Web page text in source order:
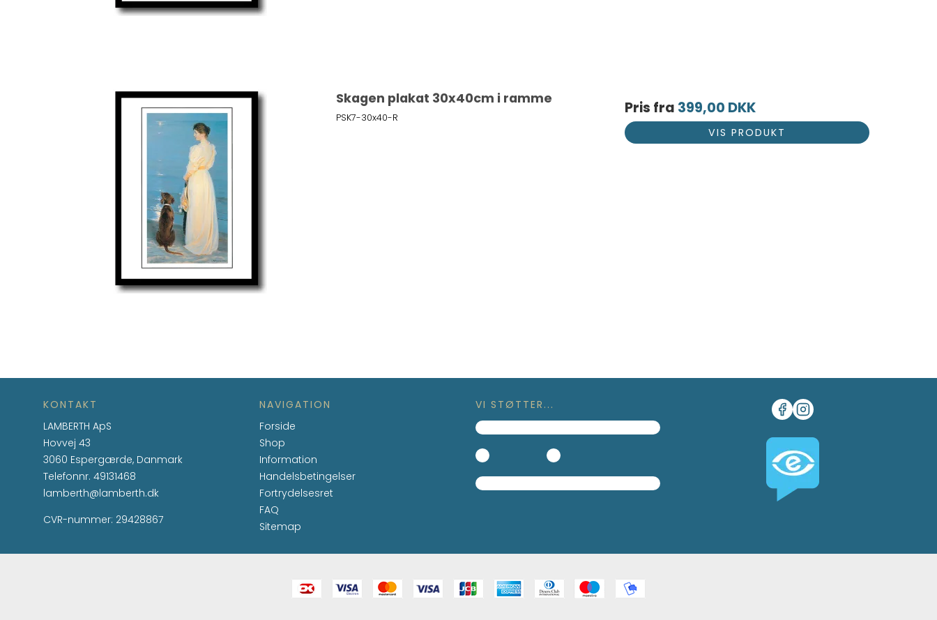
Skagen plakat 30x40cm i ramme
PSK7-30x40-R Pris fra 399,00 DKK
VIS PRODUKT
KONTAKT
LAMBERTH ApS
Hovvej 43
3060 Espergærde, Danmark
Telefonnr. 49131468
lamberth@lamberth.dk
CVR-nummer: 29428867
NAVIGATION
Forside
Shop
Information
Handelsbetingelser
Fortrydelsesret
FAQ
Sitemap
VI STØTTER...